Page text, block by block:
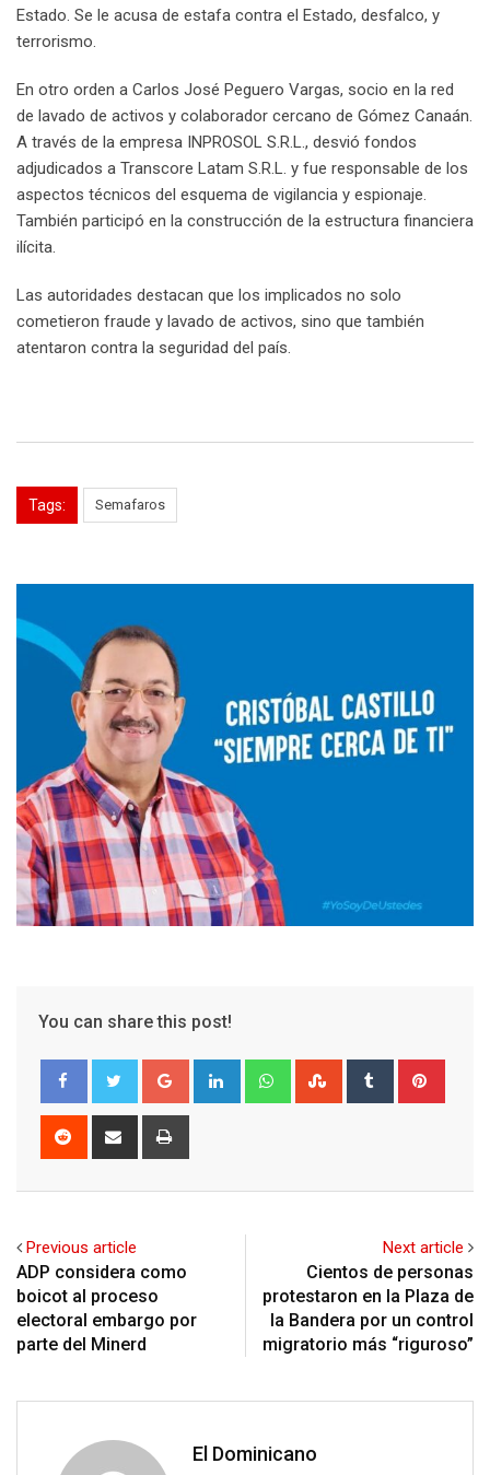
Estado. Se le acusa de estafa contra el Estado, desfalco, y
terrorismo.
En otro orden a Carlos José Peguero Vargas, socio en la red
de lavado de activos y colaborador cercano de Gómez Canaán.
A través de la empresa INPROSOL S.R.L., desvió fondos
adjudicados a Transcore Latam S.R.L. y fue responsable de los
aspectos técnicos del esquema de vigilancia y espionaje.
También participó en la construcción de la estructura financiera
ilícita.
Las autoridades destacan que los implicados no solo
cometieron fraude y lavado de activos, sino que también
atentaron contra la seguridad del país.
Tags: Semafaros
You can share this post!
Google+ LinkedIn WhatsappStumbleUpon
Tumblr
Reddit
Share
Previous article
ADP considera como
boicot al proceso
electoral embargo por
parte del Minerd
Next article
Cientos de personas
protestaron en la Plaza de
la Bandera por un control
migratorio más “riguroso”
El Dominicano